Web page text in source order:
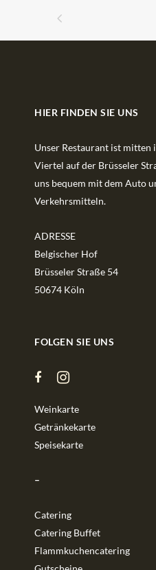
HIER FINDEN SIE UNS
Unser Restaurant ist mitten
Viertel auf der Brüsseler
uns bequem mit dem Auto
Verkehrsmitteln.
ADRESSE
Belgischer Hof
Brüsseler Straße 54
50674 Köln
FOLGEN SIE UNS
Weinkarte
Getränkekarte
Speisekarte
–
Catering
Catering Buffet
Flammkuchencatering